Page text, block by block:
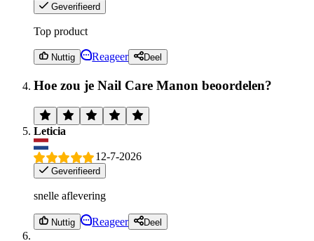
Geverifieerd
Top product
Nuttig Reageer Deel
Hoe zou je Nail Care Manon beoordelen?
Leticia
12-7-2026
Geverifieerd
snelle aflevering
Nuttig Reageer Deel